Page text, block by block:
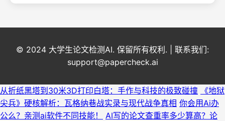
© 2024 大学生论文检测AI. 保留所有权利. | 联系我们:
support@papercheck.ai
从折纸黑塔到30米3D打印白塔：手作与科技的极致碰撞
《地狱
尖兵》硬核解析：瓦格纳巷战实录与现代战争真相 你会用Ai办
公么？亲测ai软件不同技能！
AI写的论文查重率多少算高？论